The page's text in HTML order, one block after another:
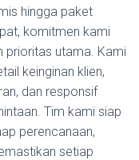
hingga paket
komitmen kami
prioritas utama. Kami
keinginan klien,
dan responsif
Tim kami siap
perencanaan,
setiap